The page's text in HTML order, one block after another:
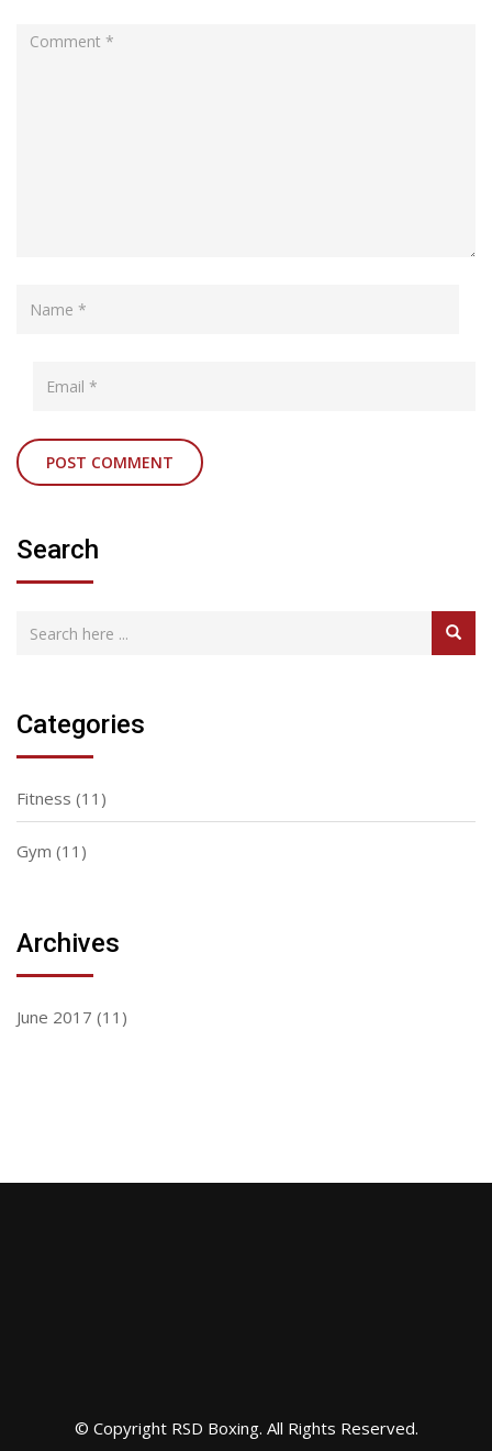
Search
Categories
Fitness (11)
Gym (11)
Archives
June 2017 (11)
© Copyright RSD Boxing. All Rights Reserved.